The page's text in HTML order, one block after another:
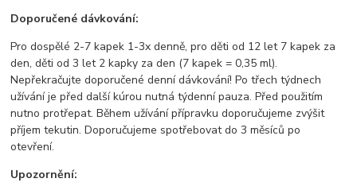
Doporučené dávkování:
Pro dospělé 2-7 kapek 1-3x denně, pro děti od 12 let 7 kapek za
den, děti od 3 let 2 kapky za den (7 kapek = 0,35 ml).
Nepřekračujte doporučené denní dávkování! Po třech týdnech
užívání je před další kúrou nutná týdenní pauza. Před použitím
nutno protřepat. Během užívání přípravku doporučujeme zvýšit
příjem tekutin. Doporučujeme spotřebovat do 3 měsíců po
otevření.
Upozornění: